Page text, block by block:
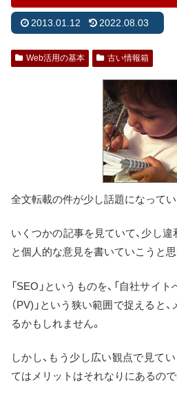
2013.01.12 2022.08.03
Web活用の基本 古い情報箱
全文転載の件が少し話題になってい
いくつかの記事を見ていて、少し
と個人的な意見を書いていこうと思
「SEO」というものを、「自社サイ
（PV)」という狭い範囲で捉えると
るかもしれません。
しかし、もう少し広い観点で見て
てはメリットはそれなりにあるので